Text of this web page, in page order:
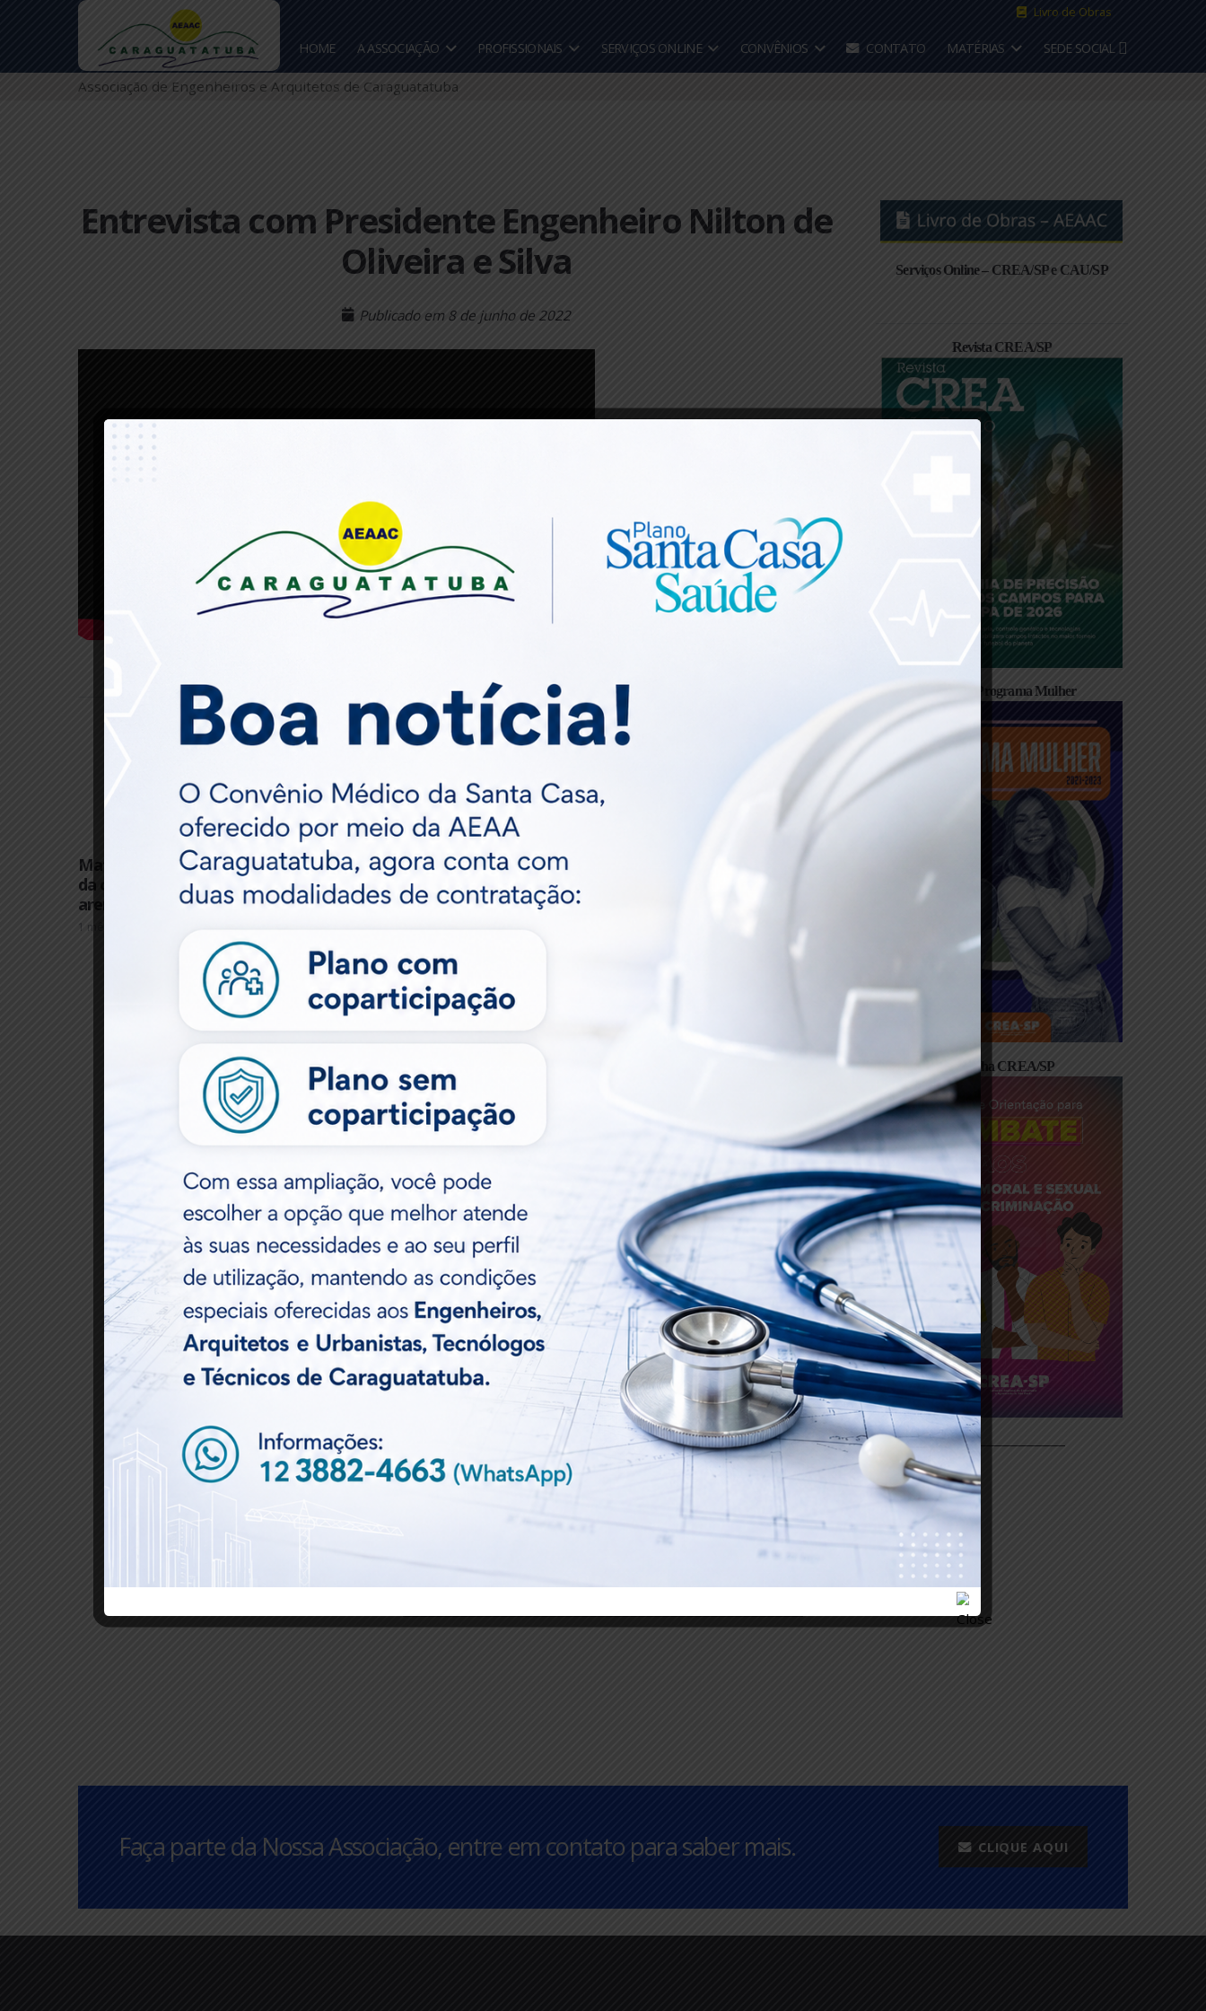
HOME A ASSOCIAÇÃO PROFISSIONAIS SERVIÇOS ONLINE CONVÊNIOS CONTATO MATÉRIAS
Associação de Engenheiros e Arquitetos de Caraguatatuba
Entrevista com Presidente Engenheiro Nilton de
Oliveira e Silva
Publicado em8 de junho de 2022
:: Veja Também
Matéria Técnica – Engenharia:
da orla de Caraguatatuba às
arenas da Copa do Mundo
Conheça, em detalhes, a
plataforma Infra-BR, criada
pelo Confea para monitorar a
infraestrutura do país
Matéria Técnica – Instalação de
Carregadores de Veículos
Elétricos e a Orientação
Técnica Oficial
Cartilha Programa Mulher
Cartilha CREA/SP